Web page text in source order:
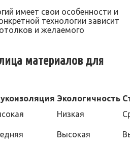
имеет свои особенности и
технологии зависит
и желаемого
материалов для
Экологичность
Низкая
Высокая